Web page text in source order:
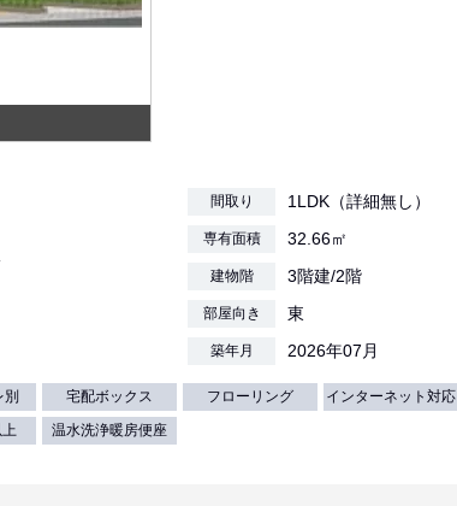
間取り 1LDK（詳細無し）
専有面積 32.66㎡
建物階 3階建/2階
部屋向き 東
築年月 2026年07月
宅配ボックス フローリング インターネット対応
温水洗浄暖房便座